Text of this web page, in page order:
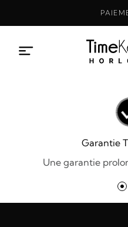
Garantie
Une garantie